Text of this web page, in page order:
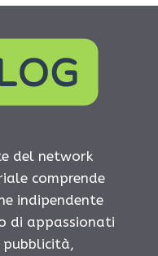
del network
comprende
indipendente
di appassionati